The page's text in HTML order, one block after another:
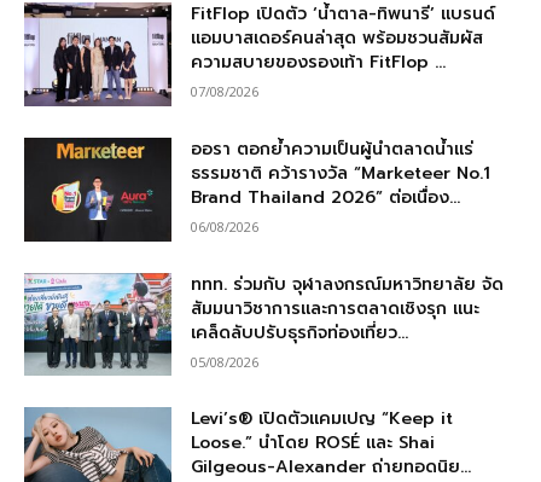
FitFlop เปิดตัว ‘น้ำตาล-ทิพนารี’ แบรนด์
แอมบาสเดอร์คนล่าสุด พร้อมชวนสัมผัส
ความสบายของรองเท้า FitFlop ...
07/08/2026
ออรา ตอกย้ำความเป็นผู้นำตลาดน้ำแร่
ธรรมชาติ คว้ารางวัล “Marketeer No.1
Brand Thailand 2026” ต่อเนื่อง...
06/08/2026
ททท. ร่วมกับ จุฬาลงกรณ์มหาวิทยาลัย จัด
สัมมนาวิชาการและการตลาดเชิงรุก แนะ
เคล็ดลับปรับธุรกิจท่องเที่ยว...
05/08/2026
Levi’s® เปิดตัวแคมเปญ “Keep it
Loose.” นำโดย ROSÉ และ Shai
Gilgeous-Alexander ถ่ายทอดนิย...